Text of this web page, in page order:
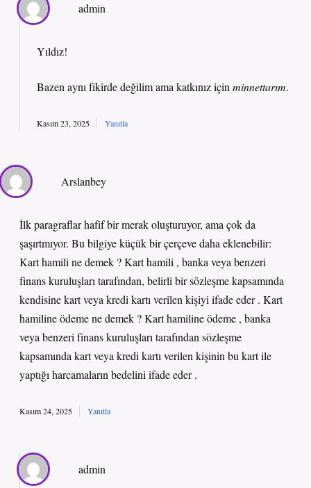
admin
Yıldız!
Bazen aynı fikirde değilim ama katkınız için minnettarım.
Kasım 23, 2025 Yanıtla
Arslanbey
İlk paragraflar hafif bir merak oluşturuyor, ama çok da
şaşırtmıyor. Bu bilgiye küçük bir çerçeve daha eklenebilir:
Kart hamili ne demek ? Kart hamili , banka veya benzeri
finans kuruluşları tarafından, belirli bir sözleşme kapsamında
kendisine kart veya kredi kartı verilen kişiyi ifade eder . Kart
hamiline ödeme ne demek ? Kart hamiline ödeme , banka
veya benzeri finans kuruluşları tarafından sözleşme
kapsamında kart veya kredi kartı verilen kişinin bu kart ile
yaptığı harcamaların bedelini ifade eder .
Kasım 24, 2025 Yanıtla
admin